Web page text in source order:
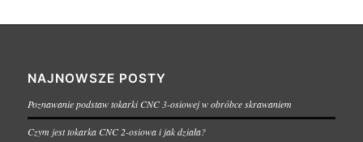
NAJNOWSZE POSTY
Poznawanie podstaw tokarki CNC 3-osiowej w obróbce skrawaniem
Czym jest tokarka CNC 2-osiowa i jak działa?